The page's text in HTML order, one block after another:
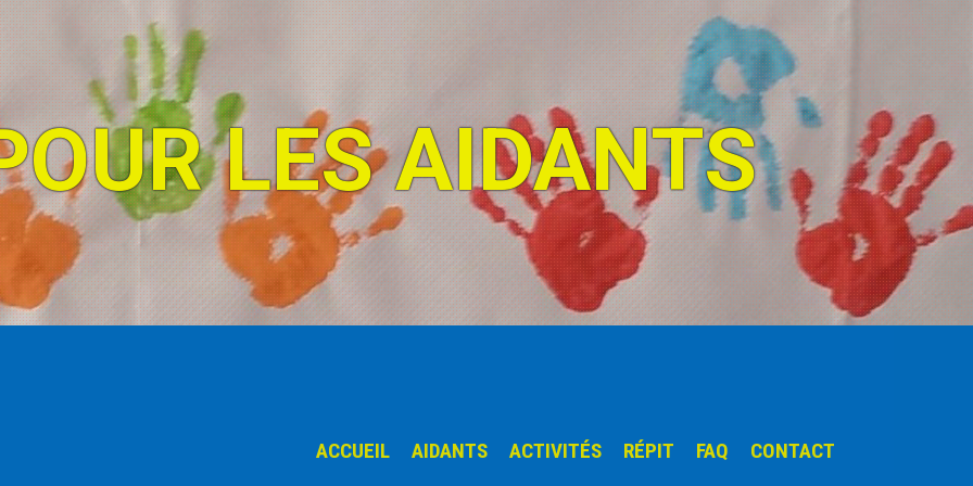
LES AIDANTS
ACCUEIL AIDANTS ACTIVITÉS RÉPIT FAQ CONTACT